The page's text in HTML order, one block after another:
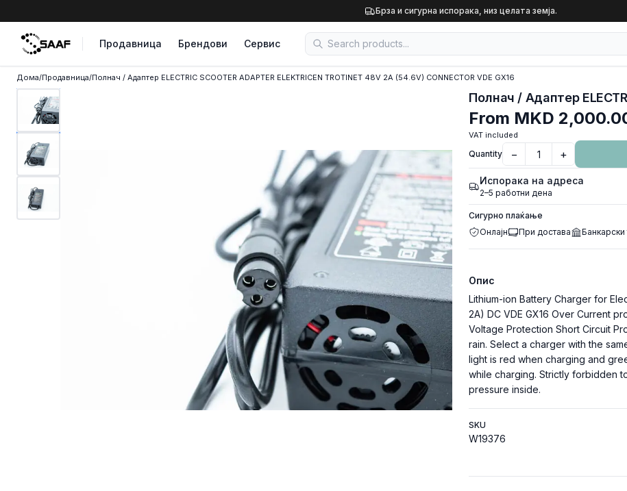
Брза и сигурна испорака, низ целата земја.
Продавница Брендови Сервис
Дома/Продавница/Полнач / Адаптер ELECTRIC SCOOTER ADAPTER ELEKTRICEN TROTINET 48V 2A (54.6V) CONNECTOR VDE GX16
From MKD
VAT included
Quantity − +
Испорака на адреса
2–5 работни дена
Сигурно плаќање
Онлајн
При достава
Опис
Lithium-ion Battery Charger for
2A) DC VDE GX16 Over Current
Voltage Protection Short Circuit
rain. Select a charger with the
light is red when charging and
while charging. Strictly forbidden
pressure inside.
SKU
W19376